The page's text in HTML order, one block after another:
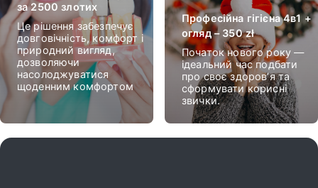
за 2500 злотих
Це рішення забезпечує
довговічність, комфорт і
природний вигляд,
дозволяючи
насолоджуватися
щоденним комфортом
Професійна гігієна 4в1 +
огляд – 350 zł
Початок нового року —
ідеальний час подбати
про своє здоров’я та
сформувати корисні
звички.